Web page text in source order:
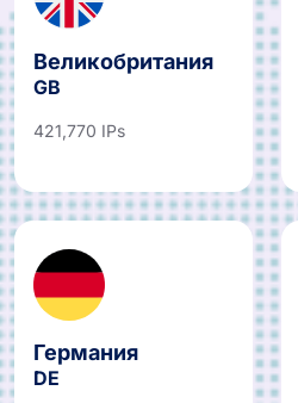
Великобритания
GB
421,770 IPs
Германия
DE